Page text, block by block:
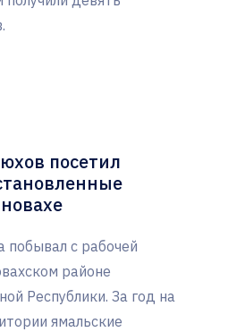
посетил
побывал с рабочей
районе
Республики. За год на
ямальские